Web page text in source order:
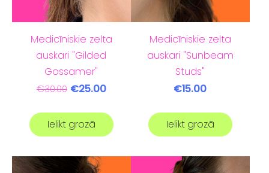
Medicīniskie zelta
auskari "Gilded
Gossamer"
€30.00 €25.00
Ielikt grozā
Medicīniskie zelta
auskari "Sunbeam
Studs"
€15.00
Ielikt grozā